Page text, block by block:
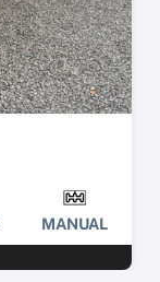
MANUAL